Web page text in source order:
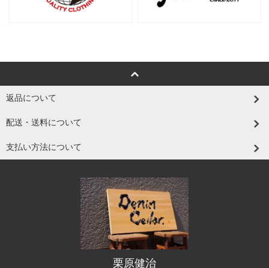
返品について
配送・送料について
支払い方法について
栗原健治